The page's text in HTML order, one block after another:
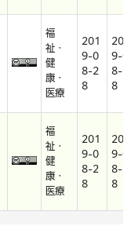
福
祉・
健
康・
医療
201
9-0
8-2
8
201
9-0
8-2
8
福
祉・
健
康・
医療
201
9-0
8-2
8
201
9-0
8-2
8